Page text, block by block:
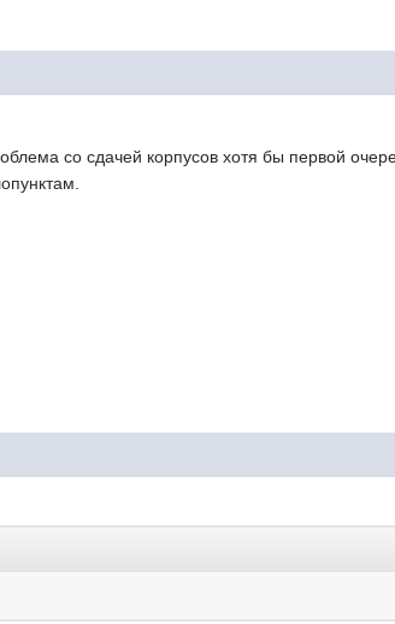
со сдачей корпусов хотя бы первой